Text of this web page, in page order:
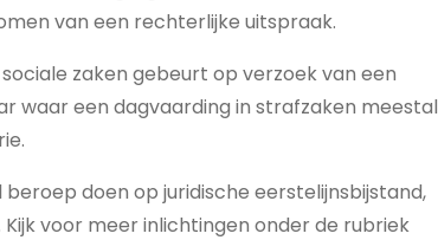
van een rechterlijke uitspraak.
zaken gebeurt op verzoek van een
waar een dagvaarding in strafzaken meestal
doen op juridische eerstelijnsbijstand,
voor meer inlichtingen onder de rubriek